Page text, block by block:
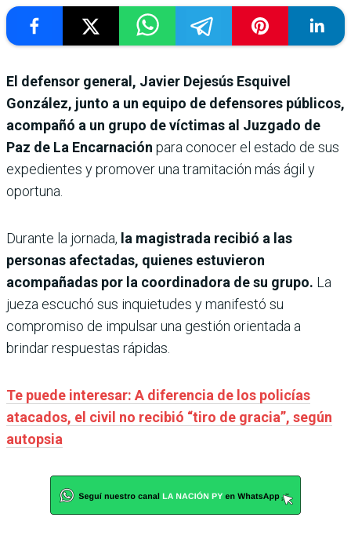
El defensor general, Javier Dejesús Esquivel
González, junto a un equipo de defensores públicos,
acompañó a un grupo de víctimas al Juzgado de
Paz de La Encarnación para conocer el estado de sus
expedientes y promover una tramitación más ágil y
oportuna.
Durante la jornada, la magistrada recibió a las
personas afectadas, quienes estuvieron
acompañadas por la coordinadora de su grupo. La
jueza escuchó sus inquietudes y manifestó su
compromiso de impulsar una gestión orientada a
brindar respuestas rápidas.
Te puede interesar: A diferencia de los policías
atacados, el civil no recibió “tiro de gracia”, según
autopsia